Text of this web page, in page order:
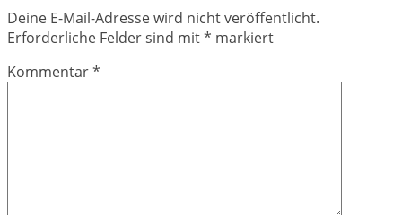
Deine E-Mail-Adresse wird nicht veröffentlicht.
Erforderliche Felder sind mit* markiert
Kommentar*